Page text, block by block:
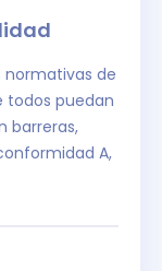
de
todos puedan
barreras,
A,